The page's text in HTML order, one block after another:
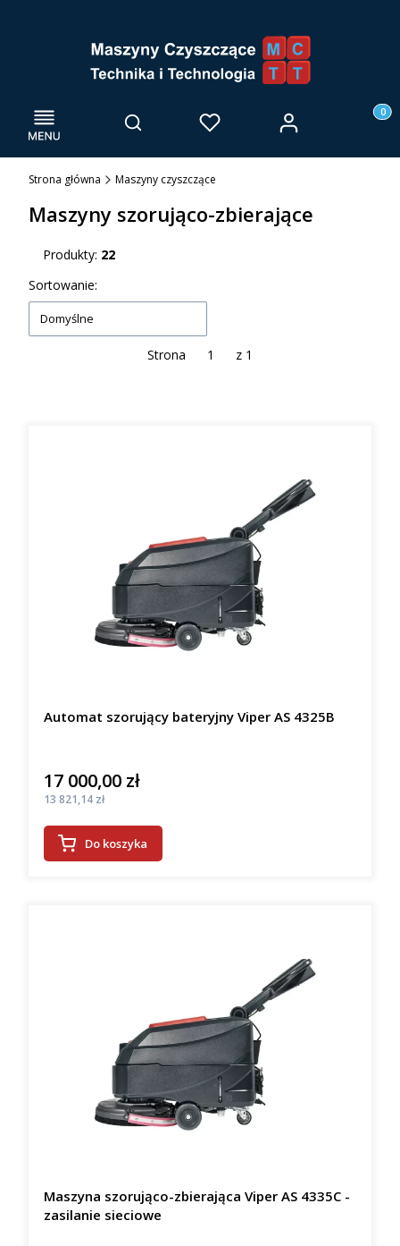
Menu Otwórz wyszukiwarkę
Szukaj Ulubione Zaloguj się
Strona główna Maszyny czyszczące
Maszyny szorująco-zbierające
Produkty: 22
Lista produktów
Sortowanie:
Domyślne
Strona z 1
Automat szorujący bateryjny Viper AS 4325B
Cena
17 000,00 zł
Cena
13 821,14 zł
Do koszyka
Maszyna szorująco-zbierająca Viper AS 4335C -
zasilanie sieciowe